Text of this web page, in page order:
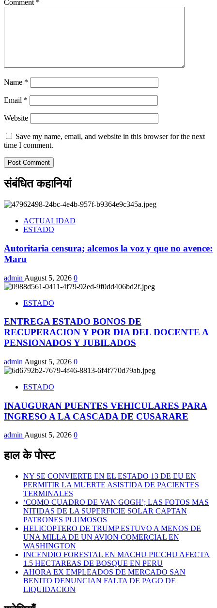
Comment *
Name *
Email *
Website
Save my name, email, and website in this browser for the next
time I comment.
संबंधित कहानियां
ACTUALIDAD
ESTADO
Autoritaria censura; alcemos la voz y que no avence:
Maru
admin August 5, 2026 0
ESTADO
ENTREGA ESTADO BONOS DE
RECUPERACION Y POR DIA DEL DOCENTE A
PENSIONADOS Y JUBILADOS
admin August 5, 2026 0
ESTADO
INAUGURAN PUENTES VEHICULARES PARA
INGRESO A LA CASCADA DE CUSARARE
adminAugust 5, 2026 0
हाल के पोस्ट
NY SE CONVIERTE EN EL ESTADO 13 DE EU EN
PERMITIR LA MUERTE ASISTIDA DE PACIENTES
TERMINALES
‘COMO CUADRO DE VAN GOGH’; LAS FOTOS MAS
NITIDAS DE LA SUPERFICIE SOLAR CAPTAN
PATRONES PLUMOSOS
HELICOPTERO DE TRUMP ESTUVO A MENOS DE
UNA MILLA DE UN AVION COMERCIAL EN
WASHINGTON
INCENDIO FORESTAL EN MACHU PICCHU AFECTA
1.5 HECTAREAS DE BOSQUE EN PERU
AHORA EX EMPLEADOS DE MERCADO SAN
BENITO DENUNCIAN FALTA DE PAGO DE
LIQUIDACION